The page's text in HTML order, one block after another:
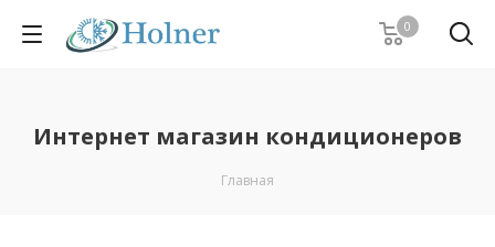
0
Интернет магазин кондиционеров
Главная